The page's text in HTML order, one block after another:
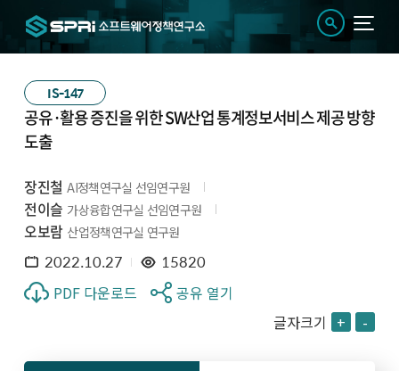
IS-147
공유·활용 증진을 위한 SW산업 통계정보서비스 제공 방향
도출
장진철 AI정책연구실 선임연구원
전이슬 가상융합연구실 선임연구원
오보람 산업정책연구실 연구원
2022.10.27 15820
PDF 다운로드
공유 열기
글자크기 + -